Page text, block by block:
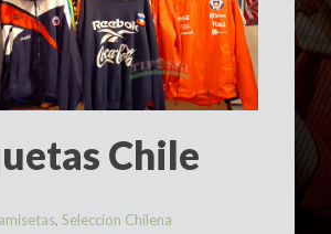
Chile
, Seleccion Chilena